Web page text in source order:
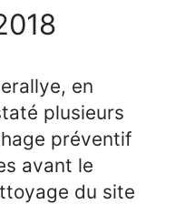
en
plusieurs
préventif
avant le
du site